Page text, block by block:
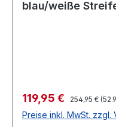
blau/weiße
Verkaufspreis:
119,95 € Regulärer
254,95 €
Preise inkl. MwSt. zzgl.